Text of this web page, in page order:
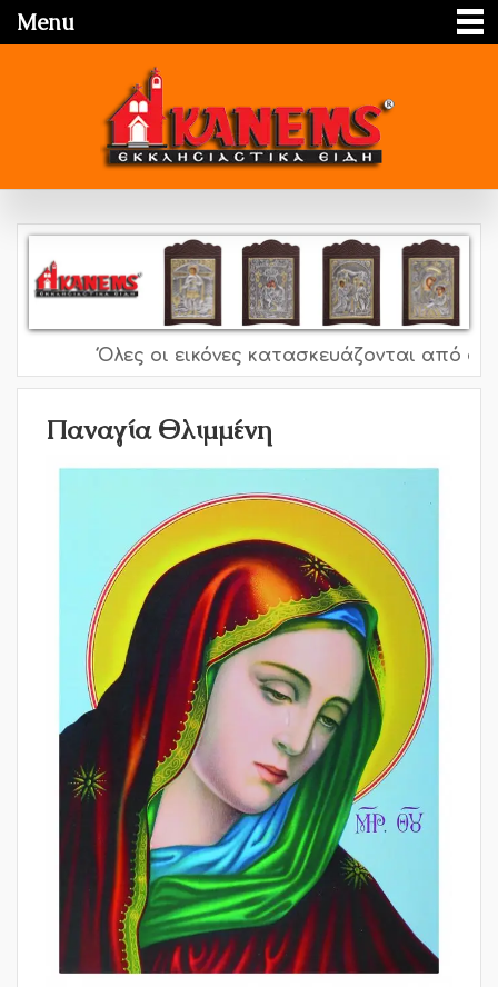
Menu
Όλες οι εικόνες κατασκευάζονται από
Παναγία Θλιμμένη